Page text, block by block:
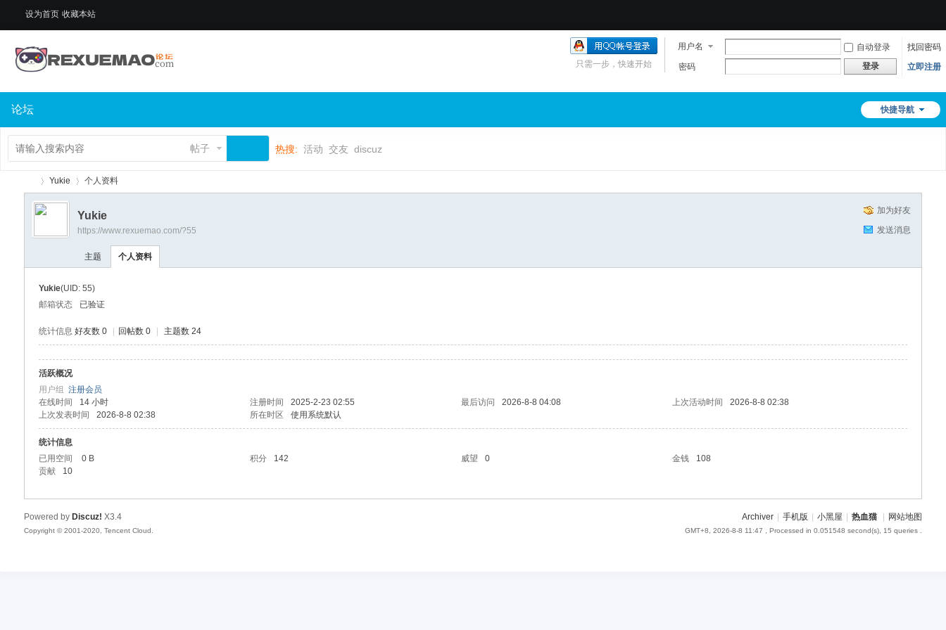
设为首页 收藏本站
用户名 自动登录
找回密码
密码
登录 立即注册
只需一步，快速开始
快捷导航
论坛
帖子 热搜: 活动 交友 discuz
猫
›
Yukie 个人资料
加为好友
发送消息
Yukie
https://www.rexuemao.com/?55
主题 个人资料
Yukie(UID: 55)
邮箱状态
已验证
统计信息 好友数 0 回帖数 0 主题数 24
活跃概况
用户组 注册会员
在线时间
14 小时 注册时间 2025-2-23 02:55 最后访问 2026-8-8 04:08 上次活动时间
2026-8-8 02:38
上次发表时间
2026-8-8 02:38 所在时区 使用系统默认
统计信息
已用空间
0 B 积分 142 威望 0 金钱
108
贡献
10
Archiver 手机版 小黑屋 热血猫 网站地图
GMT+8, 2026-8-8 11:47 , Processed in 0.051548 second(s), 15 queries .
Powered by Discuz! X3.4
Copyright © 2001-2020, Tencent Cloud.